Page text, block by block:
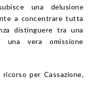
una delusione
a concentrare tutta
distinguere tra una
una vera omissione
per Cassazione,